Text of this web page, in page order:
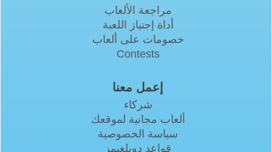
مراجعة الألعاب
أداة إجتياز اللعبة
خصومات على ألعاب
Contests
إعمل معنا
شركاء
ألعاب مجانية لموقعك
سياسة الخصوصية
قواعد دوبلغيمز